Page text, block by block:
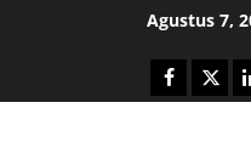
Agustus 7,
Facebook